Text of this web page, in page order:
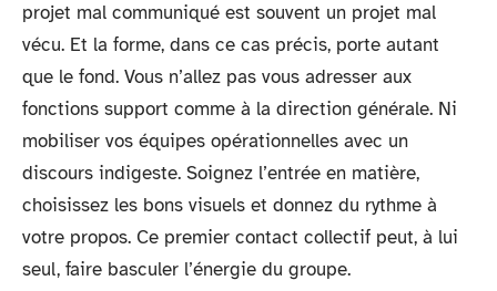
projet mal communiqué est souvent un projet mal
vécu. Et la forme, dans ce cas précis, porte autant
que le fond. Vous n’allez pas vous adresser aux
fonctions support comme à la direction générale. Ni
mobiliser vos équipes opérationnelles avec un
discours indigeste. Soignez l’entrée en matière,
choisissez les bons visuels et donnez du rythme à
votre propos. Ce premier contact collectif peut, à lui
seul, faire basculer l’énergie du groupe.